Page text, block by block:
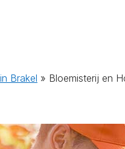
Brakel » Bloemisterij en